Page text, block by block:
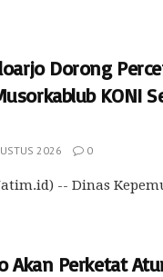
Dorong
KONI
2026 0
-- Dinas
Akan Perketat